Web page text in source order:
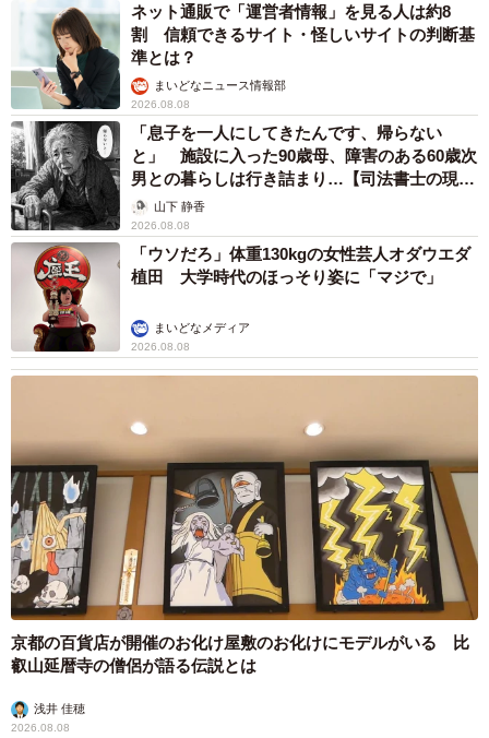
ネット通販で「運営者情報」を見る人は約8
割 信頼できるサイト・怪しいサイトの判断基
準とは？
まいどなニュース情報部
2026.08.08
「息子を一人にしてきたんです、帰らない
と」 施設に入った90歳母、障害のある60歳次
男との暮らしは行き詰まり…【司法書士の現場
から】山下 静香
2026.08.08
「ウソだろ」体重130kgの女性芸人オダウエダ
植田 大学時代のほっそり姿に「マジで」
まいどなメディア
2026.08.08
京都の百貨店が開催のお化け屋敷のお化けにモデルがいる 比
叡山延暦寺の僧侶が語る伝説とは
浅井 佳穂
2026.08.08